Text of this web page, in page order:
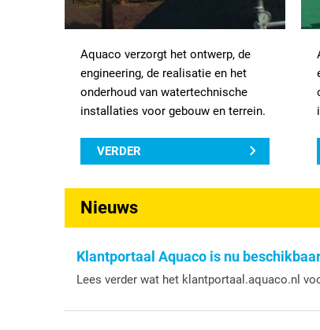
Aquaco verzorgt het ontwerp, de
engineering, de realisatie en het
onderhoud van watertechnische
installaties voor gebouw en terrein.
VERDER
Nieuws
Klantportaal Aquaco is nu
Lees verder wat het klantportaal.aquaco.nl